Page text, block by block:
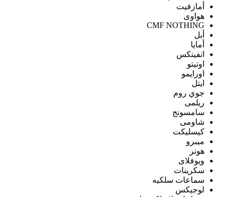
أمازفيت
هواوى
CMF NOTHING
أبل
أمايا
انفينكس
اوتيتو
اورايمو
ايتل
جوي روم
ريلمى
سامسونج
شاومى
كيسليكت
ميبرو
هونر
ويوفلاى
سكرينات
سماعات سلكيه
لوجيكس